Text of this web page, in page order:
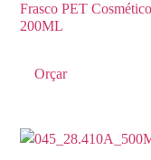
Frasco PET
200ML
Orçar